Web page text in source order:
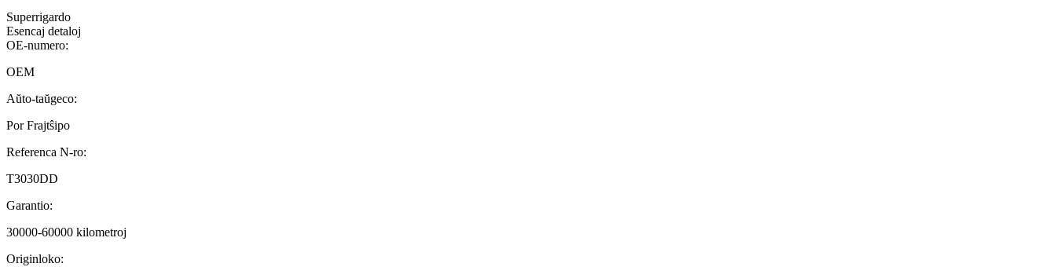
Superrigardo
Esencaj detaloj
OE-numero:
OEM
Aŭto-taŭgeco:
Por Frajtŝipo
Referenca N-ro:
T3030DD
Garantio:
30000-60000 kilometroj
Originloko: